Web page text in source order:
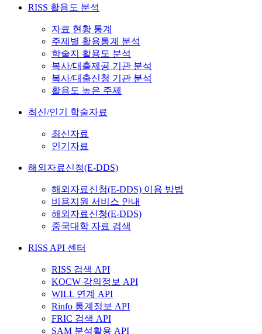
RISS 활용도 분석
자료 현황 통계
주제별 활용통계 분석
학술지 활용도 분석
복사/대출제공 기관 분석
복사/대출신청 기관 분석
활용도 높은 주제
최신/인기 학술자료
최신자료
인기자료
해외자료신청(E-DDS)
해외자료신청(E-DDS) 이용 방법
비용지원 서비스 안내
해외자료신청(E-DDS)
중국대학 자료 검색
RISS API 센터
RISS 검색 API
KOCW 강의정보 API
WILL 연계 API
Rinfo 통계정보 API
FRIC 검색 API
SAM 분석활용 API